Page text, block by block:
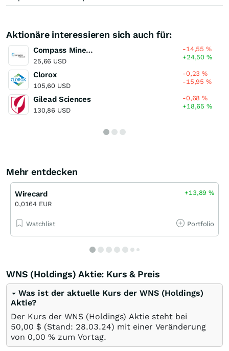
Aktionäre interessieren sich auch für:
Compass Minerals International
25,66 USD
-14,55%
+24,50%
Clorox
105,60 USD
-0,23%
-15,95%
Gilead Sciences
130,86 USD
-0,68%
+18,65%
Mehr entdecken
Wirecard
0,0164 EUR
+13,89%
Watchlist Portfolio
WNS (Holdings) Aktie: Kurs & Preis
Was ist der aktuelle Kurs der WNS (Holdings)
Aktie?
Der Kurs der WNS (Holdings) Aktie steht bei
50,00 $ (Stand: 28.03.24) mit einer Veränderung
von 0,00 % zum Vortag.